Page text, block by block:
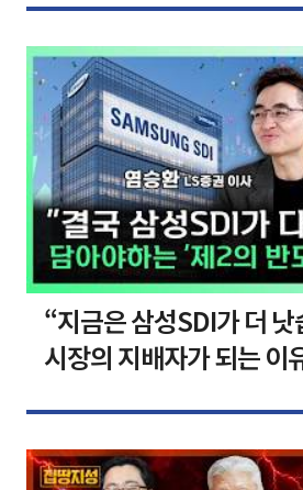
“지금은 삼성SDI가 더
시장의 지배자가 되는 이